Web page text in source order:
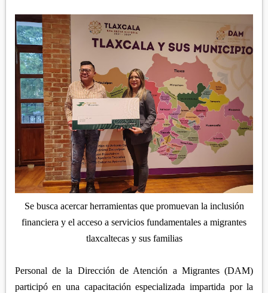
ECONOMÍA
CAMPO
ARTE Y CULTURA
TURISMO
DEPORTES
GOBIERNO
LEGISLATIVO
JUDICIAL
MUNICIPIOS
CAPITAL
REGIÓN ORIENTE
HUAMANTLA
IXTENCO
CUAPIAXTLA
ATLTZAYANCA
TEQUEXQUITLA
REGIÓN CENTRO-NORTE
APIZACO
SAN JOSÉ TEACALCO
TOCATLÁN
XALOZTOC
REGIÓN CENTRO-SUR
CONTLA
CALPULALPAN
NACIONAL
TELEMEDIOS TV
Se busca acercar herramientas que promuevan la inclusión
financiera y el acceso a servicios fundamentales a migrantes
tlaxcaltecas y sus familias
Personal de la Dirección de Atención a Migrantes (DAM)
participó en una capacitación especializada impartida por la